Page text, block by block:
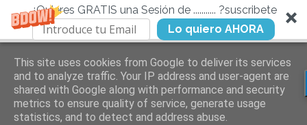
¿Quieres GRATIS una Sesión de ........... ?suscribete
Lo quiero AHORA
This site uses cookies from Google to deliver its services
and to analyze traffic. Your IP address and user-agent are
shared with Google along with performance and security
metrics to ensure quality of service, generate usage
statistics, and to detect and address abuse.